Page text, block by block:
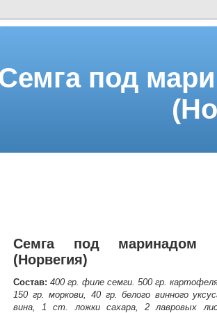
под
Семга под маринадом
(Норвегия)
Состав: 400 гр. филе семги. 500 гр.
150 гр. моркови, 40 гр. белого винного
вина, 1 ст. ложки сахара, 2 лавровых